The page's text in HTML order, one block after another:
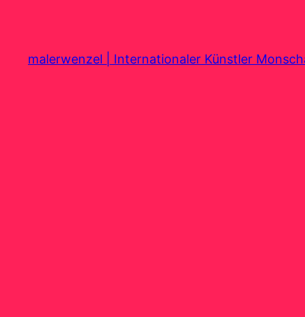
springen
malerwenzel | Internationaler Künstler